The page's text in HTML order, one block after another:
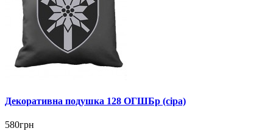
Декоративна подушка 128 ОГШБр (сіра)
580грн